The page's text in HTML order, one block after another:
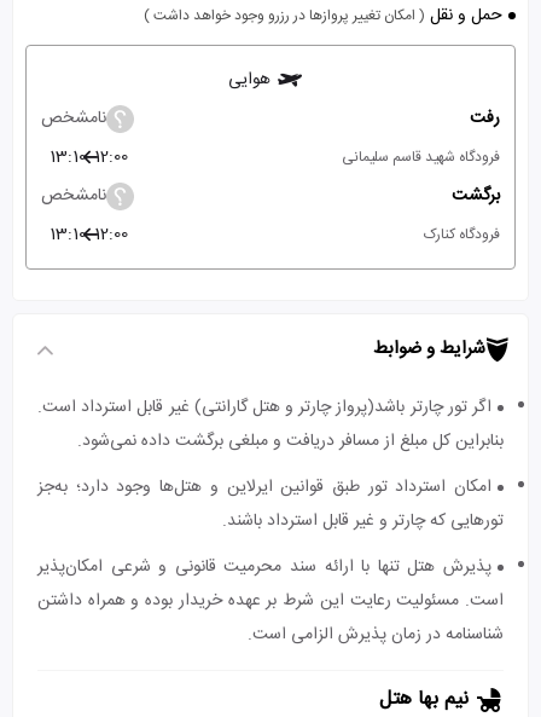
حمل و نقل ( امکان تغییر پروازها در رزرو وجود خواهد داشت )
هوایی
رفت
نامشخص
فرودگاه شهید قاسم سلیمانی 12:00
13:10
برگشت
نامشخص
فرودگاه کنارک 12:00
13:10
شرایط و ضوابط
اگر تور چارتر باشد(پرواز چارتر و هتل گارانتی) غیر قابل استرداد است.
بنابراین کل مبلغ از مسافر دریافت و مبلغی برگشت داده نمی‌شود.
امکان استرداد تور طبق قوانین ایرلاین و هتل‌ها وجود دارد؛ به‌جز
تورهایی که چارتر و غیر قابل استرداد باشند.
پذیرش هتل تنها با ارائه سند محرمیت قانونی و شرعی امکان‌پذیر
است. مسئولیت رعایت این شرط بر عهده خریدار بوده و همراه داشتن
شناسنامه در زمان پذیرش الزامی است.
نیم بها هتل